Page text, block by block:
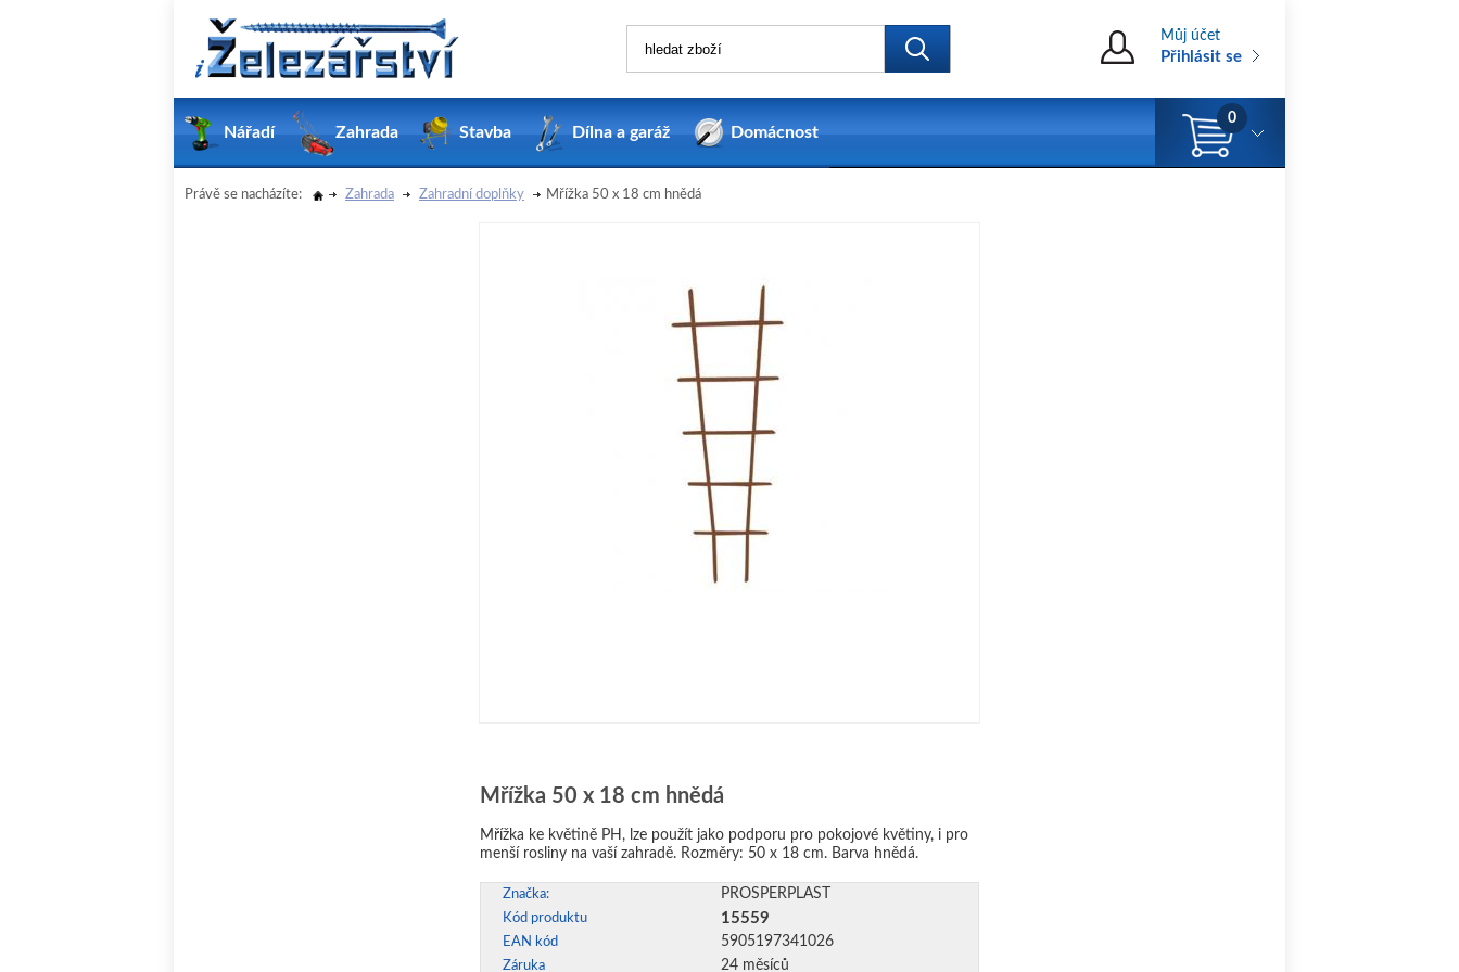
Můj účet
Přihlásit se
Nářadí Zahrada Stavba Dílna a garáž Domácnost
0
Právě se nacházíte: Zahrada Zahradní doplňky Mřížka 50 x 18 cm hnědá
Mřížka 50 x 18 cm hnědá
Mřížka ke květině PH, lze použít jako podporu pro pokojové květiny, i pro
menší rosliny na vaší zahradě. Rozměry: 50 x 18 cm. Barva hnědá.
Značka: PROSPERPLAST
Kód produktu 15559
EAN kód 5905197341026
Záruka 24 měsíců